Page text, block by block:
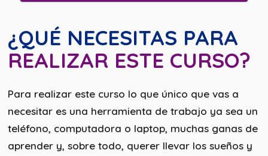
¿QUÉ NECESITAS PARA
REALIZAR ESTE CURSO?
Para realizar este curso lo que único que vas a
necesitar es una herramienta de trabajo ya sea un
teléfono, computadora o laptop, muchas ganas de
aprender y, sobre todo, querer llevar los sueños y